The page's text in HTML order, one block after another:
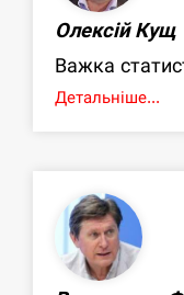
Олексій Кущ
Важка
Детальніше...